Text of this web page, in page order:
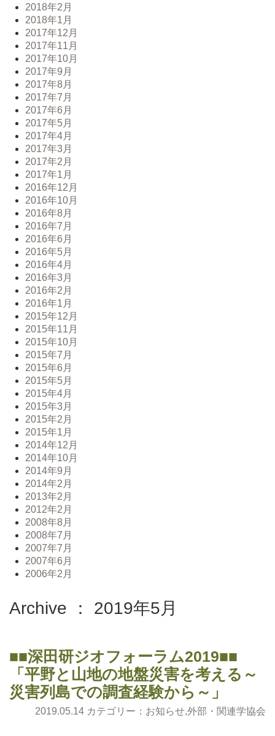
2018年2月
2018年1月
2017年12月
2017年11月
2017年10月
2017年9月
2017年8月
2017年7月
2017年6月
2017年5月
2017年4月
2017年3月
2017年2月
2017年1月
2016年12月
2016年10月
2016年8月
2016年7月
2016年6月
2016年5月
2016年4月
2016年3月
2016年2月
2016年1月
2015年12月
2015年11月
2015年10月
2015年7月
2015年6月
2015年5月
2015年4月
2015年3月
2015年2月
2015年1月
2014年12月
2014年10月
2014年9月
2014年2月
2013年2月
2012年2月
2008年8月
2008年7月
2007年7月
2007年6月
2006年2月
Archive ： 2019年5月
■■深田研ジオフォーラム2019■■
「平野と山地の地盤災害を考える～
災害列島での調査経験から～」
2019.05.14 カテゴリー： お知らせ,外部・関連学協会